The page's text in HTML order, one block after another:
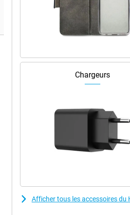
Chargeurs
Afficher tous les accessoires